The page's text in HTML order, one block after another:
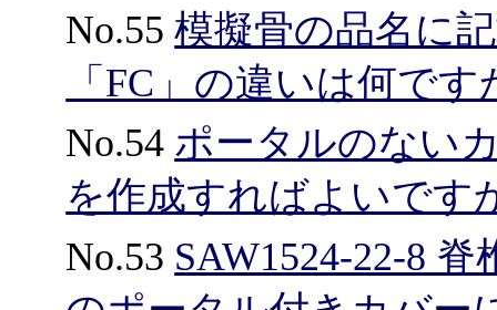
No.55模擬骨の品名に
「FC」の違いは何です
No.54 ポータルのない
を作成すればよいです
No.53 SAW1524-22-8